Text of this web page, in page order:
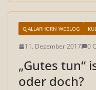
GJALLARHORN WEBLOG
11. Dezember 2017 0
„Gutes tun“
oder doch?